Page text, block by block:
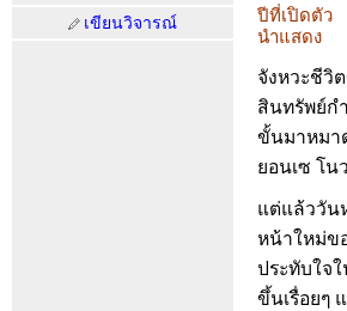
เขียนวิจารณ์
ปีที่เปิดตัว
นำแสดง
จังหวะชีวิ
สินทรัพย์ก
ขั้นมาหมา
ยอนเซ โ
แต่แล้ววัน
หน้าใหม่ข
ประทับใจ
ขึ้นเรื่อยๆ